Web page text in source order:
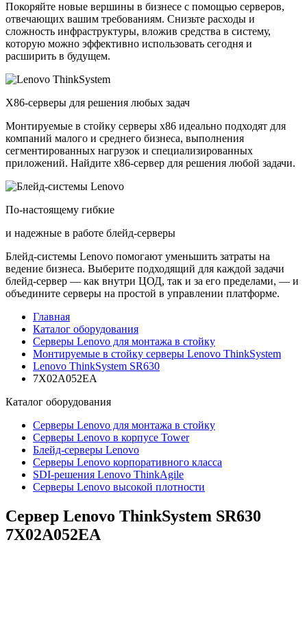
Покоряйте новые вершины в бизнесе с помощью серверов,
отвечающих вашим требованиям. Снизьте расходы и
сложность инфраструктуры, вложив средства в систему,
которую можно эффективно использовать сегодня и
расширить в будущем.
X86-серверы для решения любых задач
Монтируемые в стойку серверы x86 идеально подходят для
компаний малого и среднего бизнеса, выполнения
сегментированных нагрузок и специализированных
приложений. Найдите x86-сервер для решения любой задачи.
По-настоящему гибкие
и надежные в работе блейд-серверы
Блейд-системы Lenovo помогают уменьшить затраты на
ведение бизнеса. Выберите подходящий для каждой задачи
блейд-сервер — как внутри ЦОД, так и за его пределами, — и
объедините серверы на простой в управлении платформе.
Главная
Каталог оборудования
Серверы Lenovo для монтажа в стойку
Монтируемые в стойку серверы Lenovo ThinkSystem
Lenovo ThinkSystem SR630
7X02A052EA
Каталог оборудования
Серверы Lenovo для монтажа в стойку
Серверы Lenovo в корпусе Tower
Блейд-серверы Lenovo
Cерверы Lenovo корпоративного класса
SDI-решения Lenovo ThinkAgile
Серверы Lenovo высокой плотности
Сервер Lenovo ThinkSystem SR630
7X02A052EA